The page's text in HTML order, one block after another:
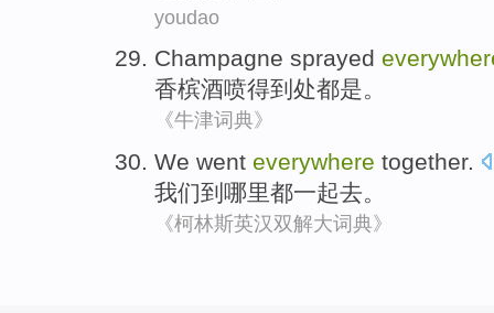
youdao
Champagne sprayed
香槟酒喷得到 处都是。
《牛津词典》
We went everywhere together.
我们到 哪里都一起去。
《柯林斯英汉双解大词典》